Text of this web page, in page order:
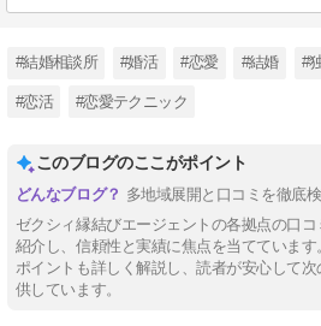
#結婚相談所 #婚活 #恋愛 #結婚 #
#恋活 #恋愛テクニック
このブログのここがポイント
多地域展開と口コミを徹底
ゼクシィ縁結びエージェントの各拠点の口
紹介し、信頼性と実績に焦点を当てていま
ポイントも詳しく解説し、読者が安心して
供しています。